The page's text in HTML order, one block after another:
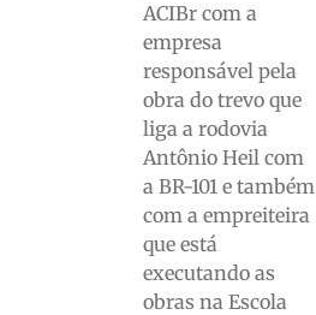
ACIBr com a
empresa
responsável pela
obra do trevo que
liga a rodovia
Antônio Heil com
a BR-101 e também
com a empreiteira
que está
executando as
obras na Escola